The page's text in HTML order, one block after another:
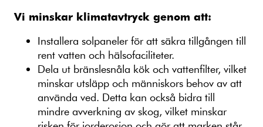
Vi minskar klimatavtryck genom att:
Installera solpaneler för att säkra tillgången till
rent vatten och hälsofaciliteter.
Dela ut bränslesnåla kök och vattenfilter, vilket
minskar utsläpp och människors behov av att
använda ved. Detta kan också bidra till
mindre avverkning av skog, vilket minskar